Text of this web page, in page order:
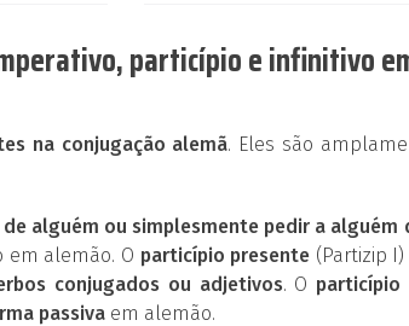
particípio e infinitivo
na conjugação alemã. Eles são
alguém ou simplesmente pedir a alguém
em alemão. O particípio presente (Partizip I)
conjugados ou adjetivos. O particípio
passiva em alemão.